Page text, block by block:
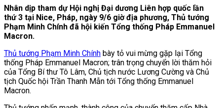
Nhân dịp tham dự Hội nghị Đại dương Liên hợp quốc lần
thứ 3 tại Nice, Pháp, ngày 9/6 giờ địa phương, Thủ tướng
Phạm Minh Chính đã hội kiến Tổng thống Pháp Emmanuel
Macron.
Thủ tướng Phạm Minh Chính bày tỏ vui mừng gặp lại Tổng
thống Pháp Emmanuel Macron; trân trọng chuyển lời thăm hỏi
của Tổng Bí thư Tô Lâm, Chủ tịch nước Lương Cường và Chủ
tịch Quốc hội Trần Thanh Mẫn tới Tổng thống Emmanuel
Macron.